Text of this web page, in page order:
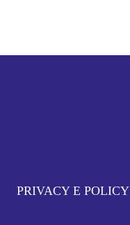
PRIVACY E POLICY